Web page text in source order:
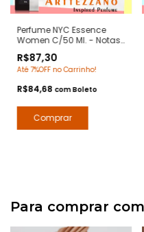
Perfume NYC Essence
Women C/50 Ml. - Notas
Herrera - Contratipos
Premium - Arte 1 Perfumes
R$87,30
Até 7%OFF no Carrinho!
R$84,68 comBoleto
Para comprar